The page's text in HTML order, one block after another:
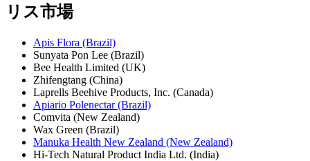
リス市場
Apis Flora (Brazil)
Sunyata Pon Lee (Brazil)
Bee Health Limited (UK)
Zhifengtang (China)
Laprells Beehive Products, Inc. (Canada)
Apiario Polenectar (Brazil)
Comvita (New Zealand)
Wax Green (Brazil)
Manuka Health New Zealand (New Zealand)
Hi-Tech Natural Product India Ltd. (India)